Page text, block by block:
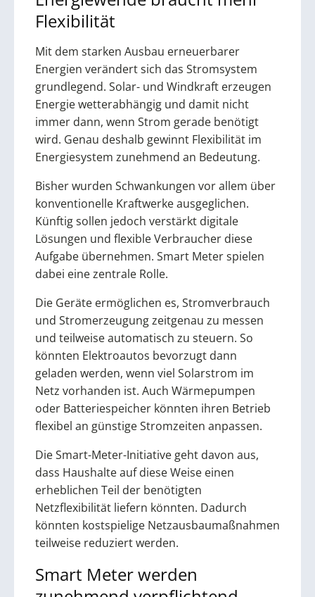
Flexibilität
Mit dem starken Ausbau erneuerbarer
Energien verändert sich das Stromsystem
grundlegend. Solar- und Windkraft erzeugen
Energie wetterabhängig und damit nicht
immer dann, wenn Strom gerade benötigt
wird. Genau deshalb gewinnt Flexibilität im
Energiesystem zunehmend an Bedeutung.
Bisher wurden Schwankungen vor allem über
konventionelle Kraftwerke ausgeglichen.
Künftig sollen jedoch verstärkt digitale
Lösungen und flexible Verbraucher diese
Aufgabe übernehmen. Smart Meter spielen
dabei eine zentrale Rolle.
Die Geräte ermöglichen es, Stromverbrauch
und Stromerzeugung zeitgenau zu messen
und teilweise automatisch zu steuern. So
könnten Elektroautos bevorzugt dann
geladen werden, wenn viel Solarstrom im
Netz vorhanden ist. Auch Wärmepumpen
oder Batteriespeicher könnten ihren Betrieb
flexibel an günstige Stromzeiten anpassen.
Die Smart-Meter-Initiative geht davon aus,
dass Haushalte auf diese Weise einen
erheblichen Teil der benötigten
Netzflexibilität liefern könnten. Dadurch
könnten kostspielige Netzausbaumaßnahmen
teilweise reduziert werden.
Smart Meter werden